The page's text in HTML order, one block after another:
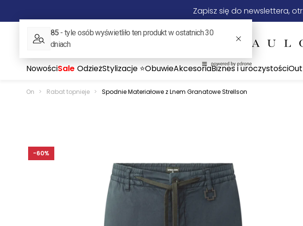
Zapisz się do newslettera,
ON ONA
NowościSale OdzieżStylizacje ⭐ObuwieAkcesoriaBiznes i uroczystości
On > Rabat topnieje > Spodnie Materiałowe z Lnem Granatowe Strellson
-60%